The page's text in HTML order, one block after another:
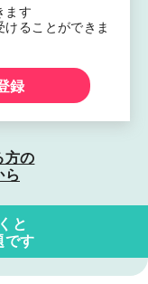
ます
ることができま
録
方の
ら
と
です